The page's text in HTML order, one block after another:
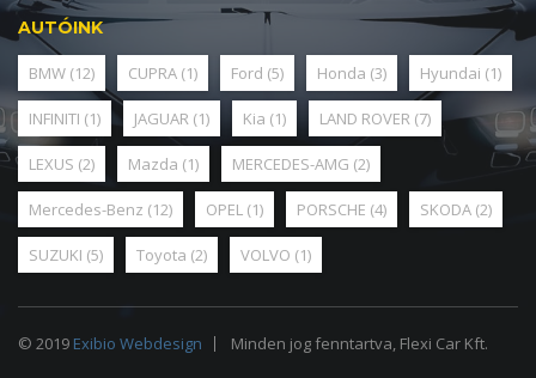
AUTÓINK
BMW (12) CUPRA (1) Ford (5) Honda (3) Hyundai (1)
INFINITI (1) JAGUAR (1) Kia (1) LAND ROVER (7)
LEXUS (2) Mazda (1) MERCEDES-AMG (2)
Mercedes-Benz (12) OPEL (1) PORSCHE (4) SKODA (2)
SUZUKI (5) Toyota (2) VOLVO (1)
© 2019 Exibio Webdesign Minden jog fenntartva, Flexi Car Kft.